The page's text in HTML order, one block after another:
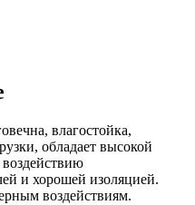
влагостойка,
обладает высокой
и хорошей изоляцией.
воздействиям.